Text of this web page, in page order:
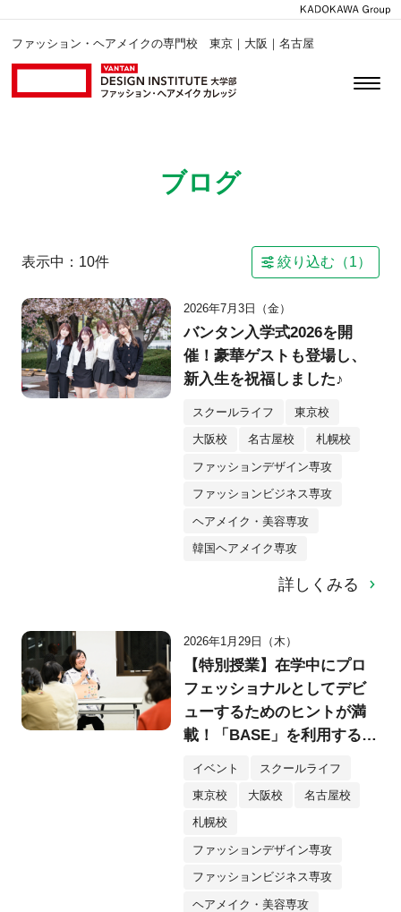
ファッション・ヘアメイクの専門校 東京｜大阪｜名古屋
ブログ
表示中： 10件 絞り込む（1）
2026年7月3日（金）
バンタン入学式2026を開
催！豪華ゲストも登場し、
新入生を祝福しました♪
スクールライフ 東京校
大阪校 名古屋校 札幌校
ファッションデザイン専攻
ファッションビジネス専攻
ヘアメイク・美容専攻
韓国ヘアメイク専攻
詳しくみる
2026年1月29日（木）
【特別授業】在学中にプロ
フェッショナルとしてデビ
ューするためのヒントが満
載！「BASE」を利用するク
イベント スクールライフ
東京校 大阪校 名古屋校
札幌校
ファッションデザイン専攻
ファッションビジネス専攻
ヘアメイク・美容専攻